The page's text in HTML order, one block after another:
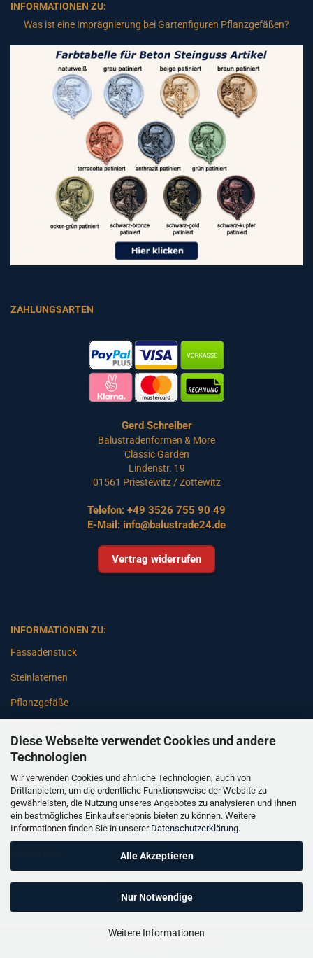
Diese Webseite verwendet Cookies und andere
Technologien
Wir verwenden Cookies und ähnliche Technologien, auch von
Drittanbietern, um die ordentliche Funktionsweise der Website zu
gewährleisten, die Nutzung unseres Angebotes zu analysieren und Ihnen
ein bestmögliches Einkaufserlebnis bieten zu können. Weitere
Informationen finden Sie in unserer Datenschutzerklärung.
Alle Akzeptieren
Nur Notwendige
Weitere Informationen
INFORMATIONEN ZU:
Was ist eine Imprägnierung bei Gartenfiguren Pflanzgefäßen?
ZAHLUNGSARTEN
Gerd Schreiber
Balustradenformen & More
Classic Garden
Lindenstr. 19
01561 Priestewitz / Zottewitz
Telefon: +49 3526 755 90 49
E-Mail: info@balustrade24.de
Vertrag widerrufen
INFORMATIONEN ZU:
Fassadenstuck
Steinlaternen
Pflanzgefäße
Gartenbänke
Pfeiler
Gartenbrunnen
Gartenfiguren